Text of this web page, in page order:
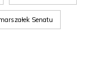
Senatu